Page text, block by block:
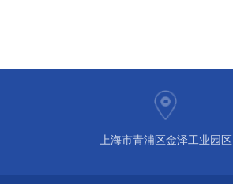
上海市青浦区金泽工业园区